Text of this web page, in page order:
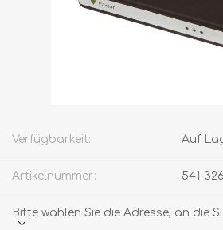
Verfügbarkeit: Auf
Artikelnummer: 541-326
Bitte wählen Sie die Adresse, an die